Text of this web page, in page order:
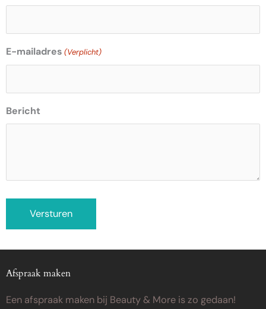
E-mailadres (Verplicht)
Bericht
Afspraak maken
Een afspraak maken bij Beauty & More is zo gedaan!